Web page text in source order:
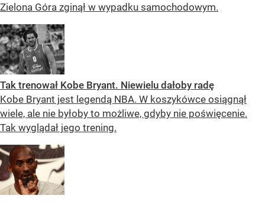
Zielona Góra zginął w wypadku samochodowym.
Tak trenował Kobe Bryant. Niewielu dałoby radę
Kobe Bryant jest legendą NBA. W koszykówce osiągnął
wiele, ale nie byłoby to możliwe, gdyby nie poświęcenie.
Tak wyglądał jego trening.